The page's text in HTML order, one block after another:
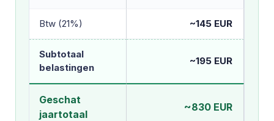
Btw (21%) ~145 EUR
Subtotaal
belastingen
~195 EUR
Geschat
jaartotaal
~830 EUR